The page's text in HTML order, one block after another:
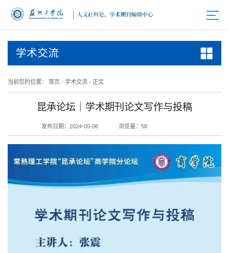
学术交流
当前您的位置： 首页 - 学术交流 - 正文
昆承论坛｜学术期刊论文写作与投稿
发布日期：2024-05-06 浏览量： 58